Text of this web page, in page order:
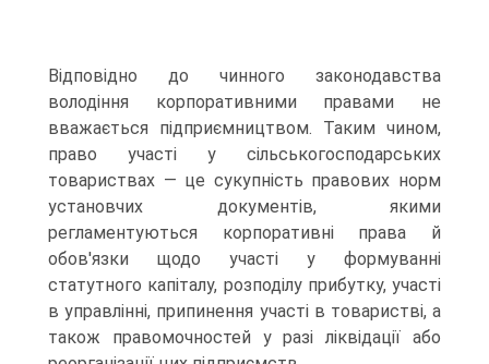
Відповідно до чинного законодавства
володіння корпоративними правами не
вважається підприємництвом. Таким чином,
право участі у сільсько­господарських
товариствах — це сукупність правових норм
установ­чих документів, якими
регламентуються корпоративні права й
обов'я­зки щодо участі у формуванні
статутного капіталу, розподілу прибут­ку, участі
в управлінні, припинення участі в товаристві, а
також пра­вомочностей у разі ліквідації або